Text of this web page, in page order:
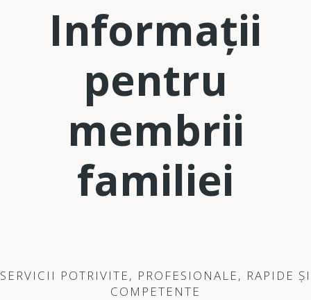
Informații
pentru
membrii
familiei
SERVICII POTRIVITE, PROFESIONALE, RAPIDE ȘI
COMPETENTE